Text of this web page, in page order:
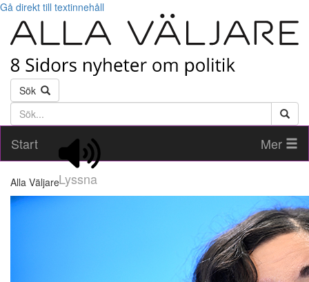
Gå direkt till textinnehåll
Sök
Söktext
Start
Lyssna
Mer
Alla Väljare